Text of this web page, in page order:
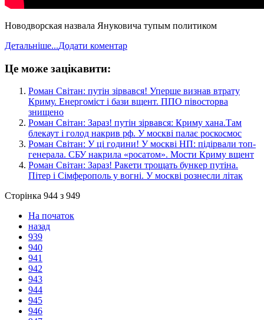
Новодворская назвала Януковича тупым политиком
Детальніше...Додати коментар
Це може зацікавити:
​Роман Світан: путін зірвався! Уперше визнав втрату
Криму. Енергоміст і бази вщент. ППО півосторва
знищено
​Роман Світан: Зараз! путін зірвався: Криму хана.Там
блекаут і голод накрив рф. У москві палає роскосмос
​Роман Світан: У ці години! У москві НП: підірвали топ-
генерала. СБУ накрила «росатом». Мости Криму вщент
​Роман Світан: Зараз! Ракети трощать бункер путіна.
Пітер і Сімферополь у вогні. У москві рознесли літак
Сторінка 944 з 949
На початок
назад
939
940
941
942
943
944
945
946